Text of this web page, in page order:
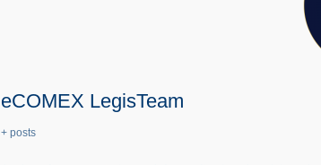
eCOMEX LegisTeam
+ posts